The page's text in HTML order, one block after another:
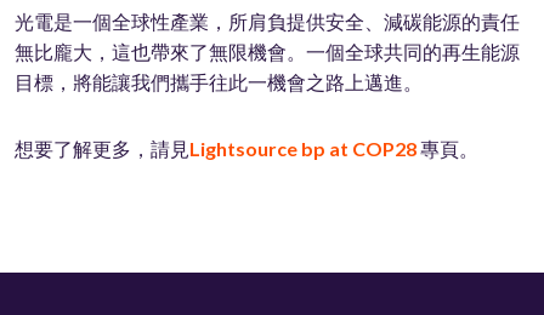
光電是一個全球性產業，所肩負提供安全、減碳能源的責任
無比龐大，這也帶來了無限機會。一個全球共同的再生能源
目標，將能讓我們攜手往此一機會之路上邁進。
想要了解更多，請見Lightsource bp at COP28專頁。